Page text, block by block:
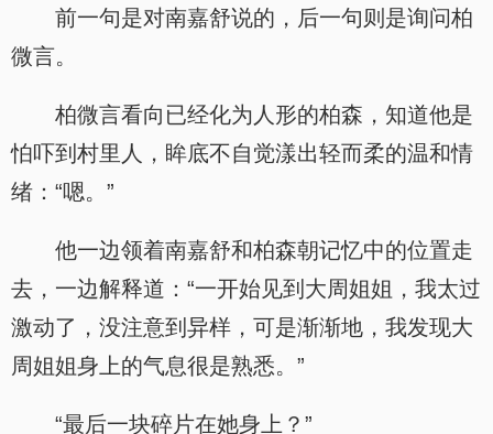
前一句是对南嘉舒说的，后一句则是询问柏
微言。
柏微言看向已经化为人形的柏森，知道他是
怕吓到村里人，眸底不自觉漾出轻而柔的温和情
绪：“嗯。”
他一边领着南嘉舒和柏森朝记忆中的位置走
去，一边解释道：“一开始见到大周姐姐，我太过
激动了，没注意到异样，可是渐渐地，我发现大
周姐姐身上的气息很是熟悉。”
“最后一块碎片在她身上？”